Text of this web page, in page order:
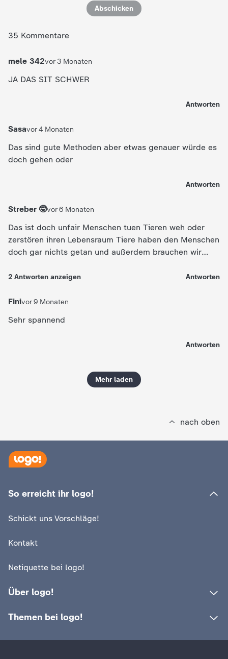
c
e
d
Z
D
Abschicken
35 Kommentare
mele 342vor 3 Monaten
JA DAS SIT SCHWER
Antworten
Sasavor 4 Monaten
Das sind gute Methoden aber etwas genauer würde es
doch gehen oder
Antworten
Streber 🤓vor 6 Monaten
Das ist doch unfair Menschen tuen Tieren weh oder
zerstören ihren Lebensraum Tiere haben den Menschen
doch gar nichts getan und außerdem brauchen wir
2 Antworten anzeigen Antworten
Finivor 9 Monaten
Sehr spannend
Antworten
Mehr laden
nach oben
So erreicht ihr logo!
Schickt uns Vorschläge!
Kontakt
Netiquette bei logo!
Über logo!
Themen bei logo!